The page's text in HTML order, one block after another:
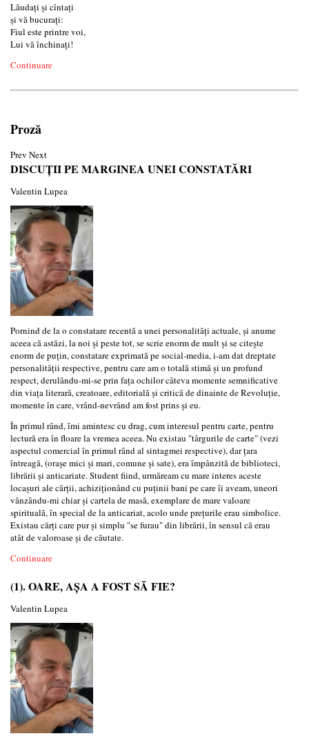
Lăudaţi şi cîntaţi
şi vă bucuraţi:
Fiul este printre voi,
Lui vă închinaţi!
Continuare
Proză
Prev Next
DISCUȚII PE MARGINEA UNEI CONSTATĂRI
Valentin Lupea
Pornind de la o constatare recentă a unei personalități actuale, și anume
aceea că astăzi, la noi și peste tot, se scrie enorm de mult și se citește
enorm de puțin, constatare exprimată pe social-media, i-am dat dreptate
personalității respective, pentru care am o totală stimă și un profund
respect, derulându-mi-se prin fața ochilor câteva momente semnificative
din viața literară, creatoare, editorială și critică de dinainte de Revoluție,
momente în care, vrând-nevrând am fost prins și eu.
În primul rând, îmi amintesc cu drag, cum interesul pentru carte, pentru
lectură era în floare la vremea aceea. Nu existau "târgurile de carte" (vezi
aspectul comercial în primul rând al sintagmei respective), dar țara
întreagă, (orașe mici și mari, comune și sate), era împânzită de biblioteci,
librării și anticariate. Student fiind, urmăream cu mare interes aceste
locașuri ale cărții, achiziționând cu puținii bani pe care îi aveam, uneori
vânzându-mi chiar și cartela de masă, exemplare de mare valoare
spirituală, în special de la anticariat, acolo unde prețurile erau simbolice.
Existau cărți care pur și simplu "se furau" din librării, în sensul că erau
atât de valoroase și de căutate.
Continuare
(1). OARE, AȘA A FOST SĂ FIE?
Valentin Lupea